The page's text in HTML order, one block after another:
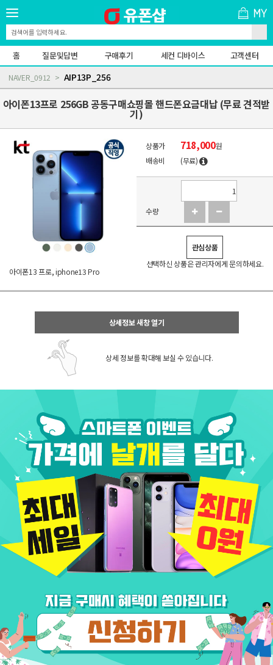
홈 질문및답변 구매후기 세컨 디바이스 고객센터
NAVER_0912 AIP13P_256
아이폰13프로 256GB 공동구매쇼핑몰 핸드폰요금대납 (무료 견적받
기)
아이폰13 프로, iphone13 Pro
상품가 718,000원
배송비
(무료)
수량
관심상품
선택하신 상품은 관리자에게 문의하세요.
상세정보 새창 열기
상세 정보를 확대해 보실 수 있습니다.